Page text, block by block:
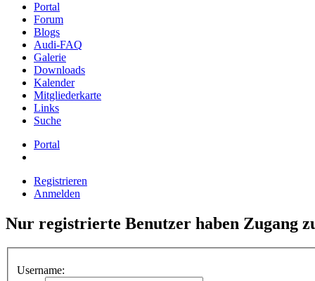
Portal
Forum
Blogs
Audi-FAQ
Galerie
Downloads
Kalender
Mitgliederkarte
Links
Suche
Portal
Registrieren
Anmelden
Nur registrierte Benutzer haben Zugang
Username: